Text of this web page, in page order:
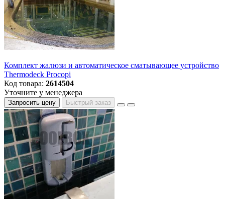
Комплект жалюзи и автоматическое сматывающее устройство
Thermodeck Procopi
Код товара: 2614504
Уточните у менеджера
Запросить цену Быстрый заказ